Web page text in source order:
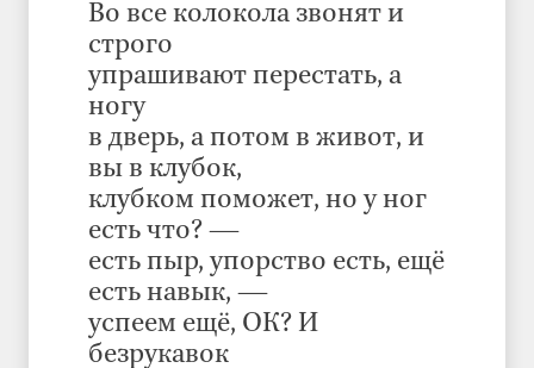
Во все колокола звонят и
строго
упрашивают перестать, а
ногу
в дверь, а потом в живот, и
вы в клубок,
клубком поможет, но у ног
есть что? —
есть пыр, упорство есть, ещё
есть навык, —
успеем ещё, ОК? И
безрукавок